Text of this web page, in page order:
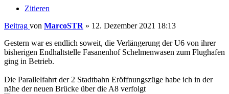
Zitieren
Beitrag von MarcoSTR » 12. Dezember 2021 18:13
Gestern war es endlich soweit, die Verlängerung der U6 von ihrer
bisherigen Endhaltstelle Fasanenhof Schelmenwasen zum Flughafen
ging in Betrieb.
Die Parallelfahrt der 2 Stadtbahn Eröffnungszüge habe ich in der
nähe der neuen Brücke über die A8 verfolgt